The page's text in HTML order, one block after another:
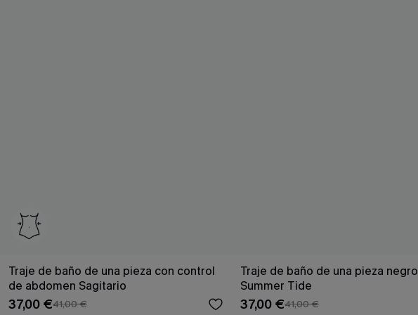
Traje de baño de una pieza con control
de abdomen Sagitario
37,00 €41,00 €
Traje de baño de una pieza negro
Summer Tide
37,00 €41,00 €